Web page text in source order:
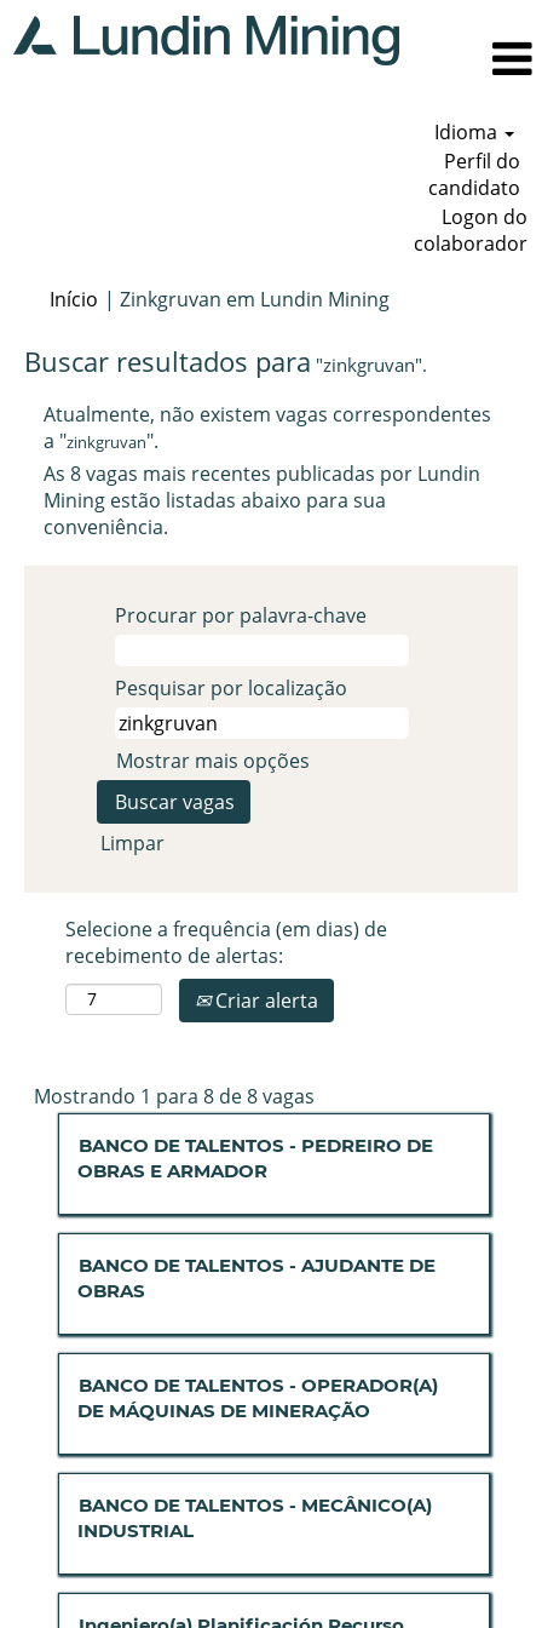
Idioma
Perfil do
candidato
Logon do
colaborador
Início | Zinkgruvan em Lundin Mining(página
Buscar resultados para "zinkgruvan".
Atualmente, não existem vagas correspondentes
a "zinkgruvan".
As 8 vagas mais recentes publicadas por Lundin
Mining estão listadas abaixo para sua
conveniência.
Procurar por palavra-chave
Pesquisar por localização
Mostrar mais opções
Limpar
Selecione a frequência (em dias) de
recebimento de alertas:
Criar alerta
Mostrando 1 para 8 de 8 vagas
resultados
para
1
para
8
vagas
Use
a
Tab
para
lista
de
Título
BANCO DE TALENTOS - PEDREIRO DE
OBRAS E ARMADOR
Selecione
a
com
barra
de
espaço
pressionada
para
visualizar
as
dela.
Título
BANCO DE TALENTOS - AJUDANTE DE
OBRAS
Selecione
a
com
barra
de
espaço
pressionada
para
visualizar
as
informações
Título
BANCO DE TALENTOS - OPERADOR(A)
DE MÁQUINAS DE MINERAÇÃO
Selecione
a
com
barra
de
espaço
pressionada
Título
BANCO DE TALENTOS - MECÂNICO(A)
INDUSTRIAL
Selecione
a
com